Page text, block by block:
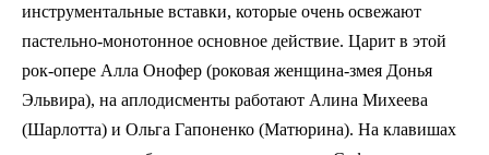
инструментальные вставки, которые очень освежают
пастельно-монотонное основное действие. Царит в этой
рок-опере Алла Онофер (роковая женщина-змея Донья
Эльвира), на аплодисменты работают Алина Михеева
(Шарлотта) и Ольга Гапоненко (Матюрина). На клавишах